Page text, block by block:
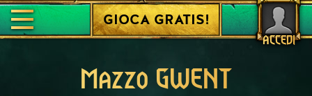
ACCEDI
GIOCA GRATIS!
Mazzo GWENT